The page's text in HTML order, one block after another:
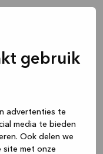
gebruik
advertenties te
media te bieden
Ook delen we
site met onze